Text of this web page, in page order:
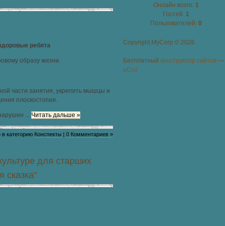
ребята
образу жизни.
части занятия, укрепить мышцы и
плоскостопия.
... Читать дальше »
в категорию Конспекты | 0 Комментариев »
для старших
сказка"
Онлайн всего: 1
Гостей: 1
Пользователей: 0
Copyright MyCorp © 2026
Бесплатный конструктор сайтов —
uCoz